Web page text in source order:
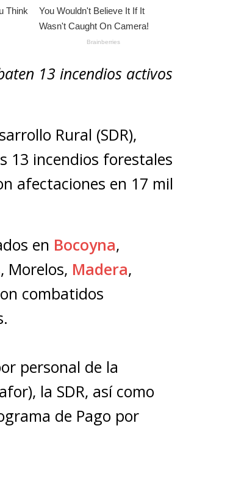
13 incendios activos
Rural (SDR),
13 incendios forestales
afectaciones en 17 mil
en Bocoyna,
, Morelos, Madera,
combatidos
personal de la
la SDR, así como
de Pago por